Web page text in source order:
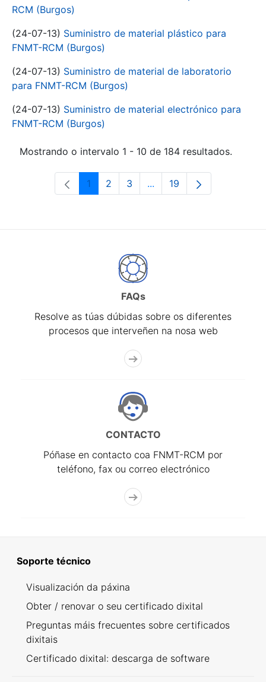
RCM (Burgos)
(24-07-13) Suministro de material plástico para
FNMT-RCM (Burgos)
(24-07-13) Suministro de material de laboratorio
para FNMT-RCM (Burgos)
(24-07-13) Suministro de material electrónico para
FNMT-RCM (Burgos)
Mostrando o intervalo 1 - 10 de 184 resultados.
Páxina
1 Páxina
2 Páxina
3 ...Páxinas intermedias Use
Páxina
19
FAQs
Resolve as túas dúbidas sobre os diferentes
procesos que interveñen na nosa web
CONTACTO
Póñase en contacto coa FNMT-RCM por
teléfono, fax ou correo electrónico
Soporte técnico
Visualización da páxina
Obter / renovar o seu certificado dixital
Preguntas máis frecuentes sobre certificados
dixitais
Certificado dixital: descarga de software